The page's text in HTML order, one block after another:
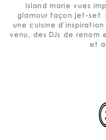
Island marie vues
glamour façon jet-set.
une cuisine
venu, des DJs de
et